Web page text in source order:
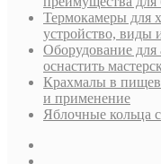
Термокамеры для
устройство, виды
Оборудование для
оснастить
Крахмалы в
и применение
Яблочные кольца